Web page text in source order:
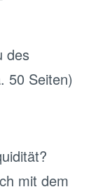
des
50 Seiten)
mit dem